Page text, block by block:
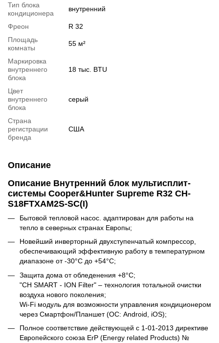
Тип блока
кондиционера
внутренний
Фреон
R 32
Площадь
комнаты
55 м²
Маркировка
внутреннего
блока
18 тыс. BTU
Цвет
внутреннего
блока
серый
Страна
регистрации
бренда
США
Описание
Описание Внутренний блок мультисплит-
системы Cooper&Hunter Supreme R32 CH-
S18FTXAM2S-SC(I)
Бытовой тепловой насос. адаптирован для работы на
тепло в северных странах Европы;
Новейший инверторный двухступенчатый компрессор,
обеспечивающий эффективную работу в температурном
диапазоне от -30°C до +54°C;
Защита дома от обледенения +8°C;
"CH SMART - ION Filter" – технология тотальной очистки
воздуха нового поколения;
Wi-Fi модуль для возможности управления кондиционером
через Смартфон/Планшет (ОС: Android, iOS);
Полное соответствие действующей c 1-01-2013 директиве
Европейского союза ErP (Energy related Products) №